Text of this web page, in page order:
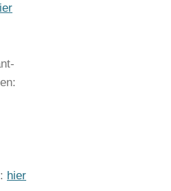
hier